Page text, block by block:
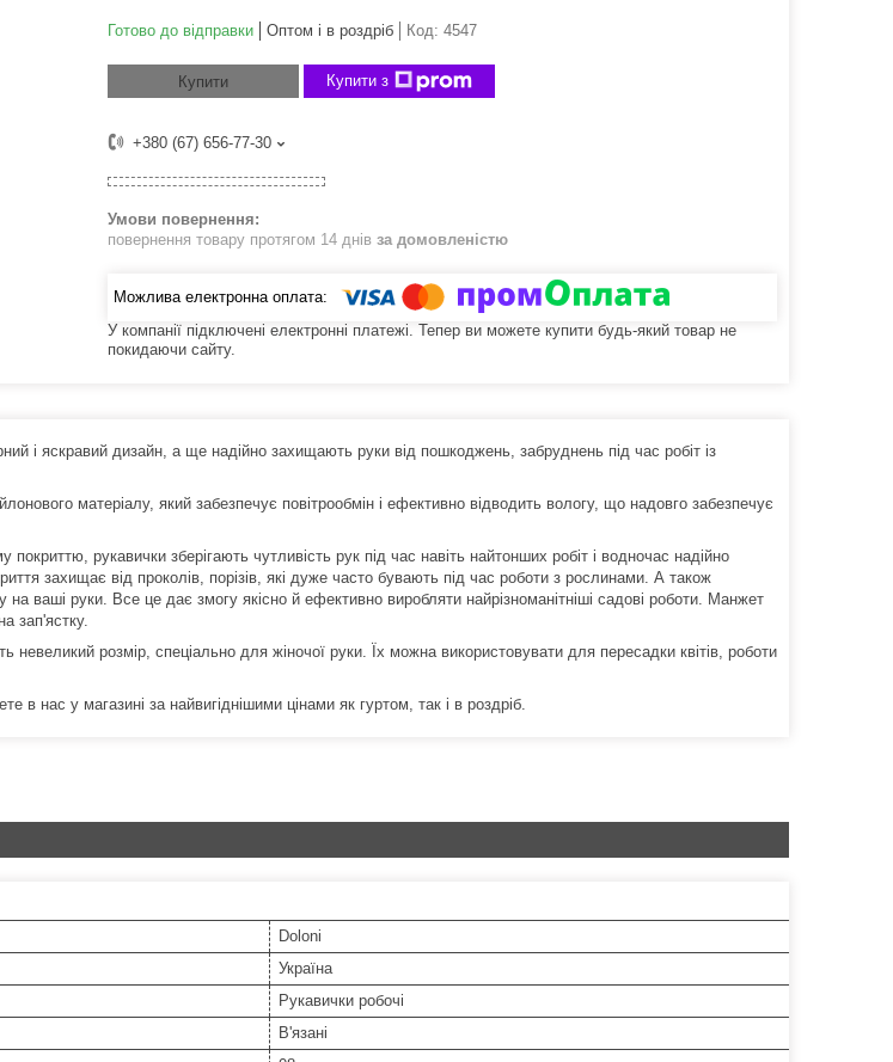
Готово до відправки Оптом і в роздріб Код: 4547
Купити Купити з
+380 (67) 656-77-30
повернення товару протягом 14 днів за домовленістю
У компанії підключені електронні платежі. Тепер ви можете купити будь-який товар не
покидаючи сайту.
і яскравий дизайн, а ще надійно захищають руки від пошкоджень, забруднень під час робіт із
матеріалу, який забезпечує повітрообмін і ефективно відводить вологу, що надовго забезпечує
покриттю, рукавички зберігають чутливість рук під час навіть найтонших робіт і водночас надійно
захищає від проколів, порізів, які дуже часто бувають під час роботи з рослинами. А також
ваші руки. Все це дає змогу якісно й ефективно виробляти найрізноманітніші садові роботи. Манжет
зап'ястку.
розмір, спеціально для жіночої руки. Їх можна використовувати для пересадки квітів, роботи
в нас у магазині за найвигіднішими цінами як гуртом, так і в роздріб.
Doloni
Україна
Рукавички робочі
В'язані